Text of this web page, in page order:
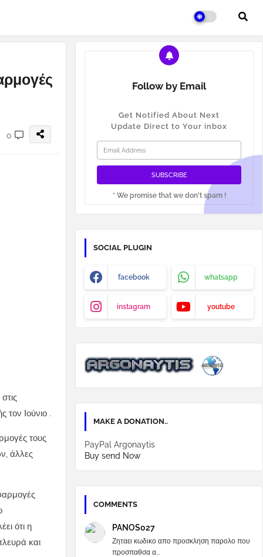
0
Ιούνιο .
τους
άλλες
ότι η
και
Follow by Email
Get Notified About Next
Update Direct to Your inbox
* We promise that we don't spam !
SOCIAL PLUGIN
facebook whatsapp
instagram youtube
MAKE A DONATION..
PayPal Argonaytis
Buy send Now
COMMENTS
PANOS027
Ζηταει κωδικο απο προσκληση παρολο που
προσπαθσα α...